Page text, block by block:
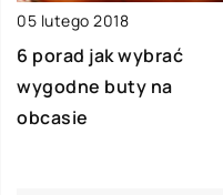
05 lutego 2018
6 porad jak wybrać
wygodne buty na
obcasie